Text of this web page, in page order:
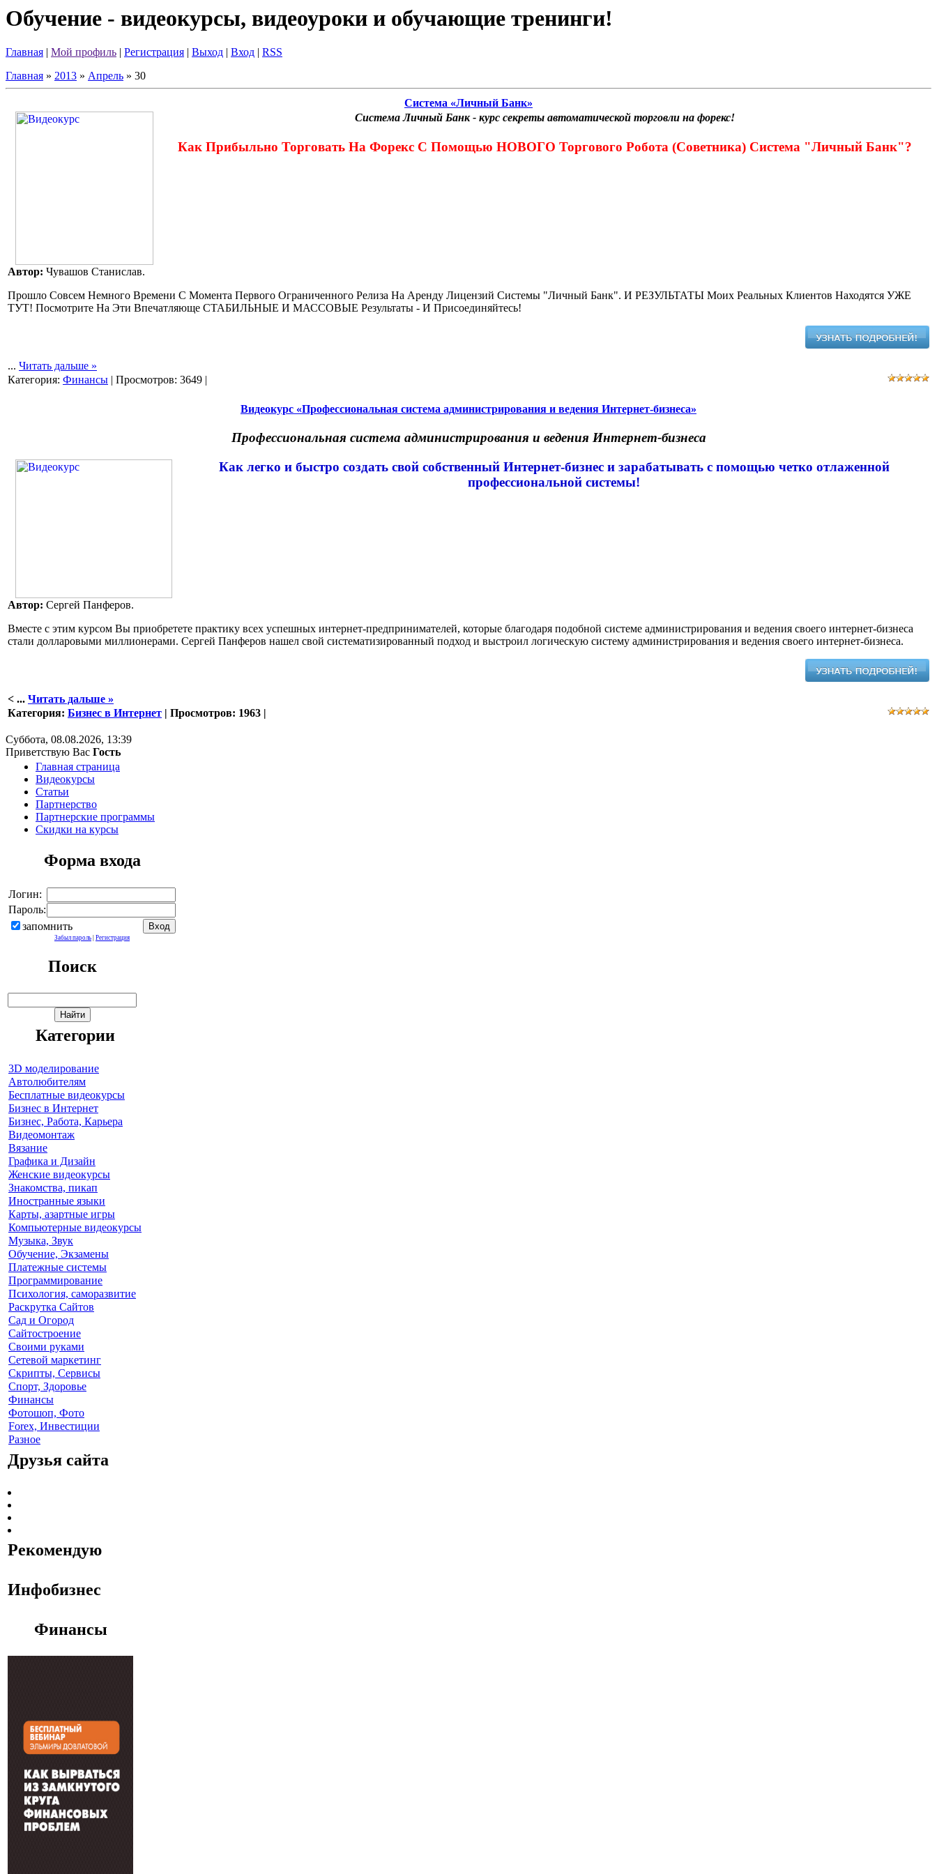
Обучение - видеокурсы, видеоуроки и обучающие тренинги!
Главная | Мой профиль | Регистрация | Выход | Вход | RSS
Главная » 2013 » Апрель » 30
Система «Личный Банк»
Система Личный Банк - курс секреты автоматической торговли на форекс!
Как Прибыльно Торговать На Форекс С Помощью НОВОГО Торгового Робота (Советника) Система "Личный Банк"?
Автор: Чувашов Станислав.
Прошло Совсем Немного Времени С Момента Первого Ограниченного Релиза На Аренду Лицензий Системы "Личный Банк". И РЕЗУЛЬТАТЫ Моих Реальных Клиентов Находятся УЖЕ
ТУТ! Посмотрите На Эти Впечатляюще СТАБИЛЬНЫЕ И МАССОВЫЕ Результаты - И Присоединяйтесь!
... Читать дальше »
Категория: Финансы | Просмотров: 3649 |
Видеокурс «Профессиональная система администрирования и ведения Интернет-бизнеса»
Профессиональная система администрирования и ведения Интернет-бизнеса
Как легко и быстро создать свой собственный Интернет-бизнес и зарабатывать с помощью четко отлаженной
профессиональной системы!
Автор: Сергей Панферов.
Вместе с этим курсом Вы приобретете практику всех успешных интернет-предпринимателей, которые благодаря подобной системе администрирования и ведения своего интернет-бизнеса
стали долларовыми миллионерами. Сергей Панферов нашел свой систематизированный подход и выстроил логическую систему администрирования и ведения своего интернет-бизнеса.
< ... Читать дальше »
Категория: Бизнес в Интернет | Просмотров: 1963 |
Суббота, 08.08.2026, 13:39
Приветствую Вас Гость
Главная страница
Видеокурсы
Статьи
Партнерство
Партнерские программы
Скидки на курсы
Форма входа
Логин:
Пароль:
запомнить
Забыл пароль Регистрация
Поиск
Категории
3D моделирование
Автолюбителям
Бесплатные видеокурсы
Бизнес в Интернет
Бизнес, Работа, Карьера
Видеомонтаж
Вязание
Графика и Дизайн
Женские видеокурсы
Знакомства, пикап
Иностранные языки
Карты, азартные игры
Компьютерные видеокурсы
Музыка, Звук
Обучение, Экзамены
Платежные системы
Программирование
Психология, саморазвитие
Раскрутка Сайтов
Cад и Огород
Сайтостроение
Своими руками
Сетевой маркетинг
Скрипты, Сервисы
Спорт, Здоровье
Финансы
Фотошоп, Фото
Forex, Инвестиции
Разное
Друзья сайта
Рекомендую
Инфобизнес
Финансы